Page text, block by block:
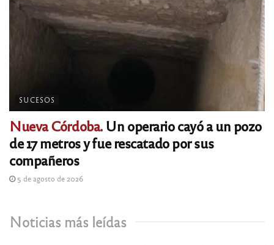
SUCESOS
Nueva Córdoba.Un operario cayó a un pozo
de 17 metros y fue rescatado por sus
compañeros
5 de agosto de 2026
Noticias más leídas